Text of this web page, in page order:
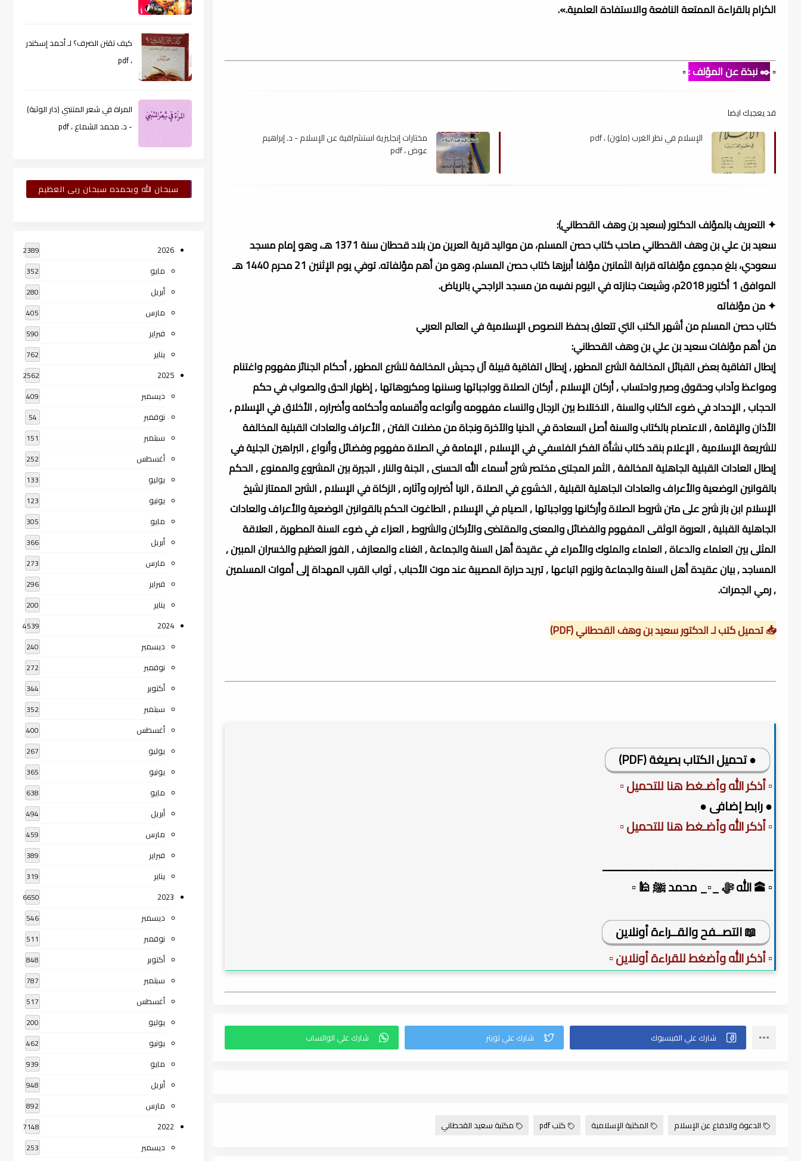
الكرام بالقراءة الممتعة النافعة والاستفادة العلمية.».
▫️✒️ نبذة عن المؤلف :▫️
قد يعجبك ايضا
الإسلام في نظر الغرب (ملون) ، pdf
مختارات إنجليزية استشراقية عن الإسلام - د. إبراهيم
عوض ، pdf
✦ التعريف بالمؤلف الدكتور (سعيد بن وهف القحطاني):
سعيد بن علي بن وهف القحطاني صاحب كتاب حصن المسلم، من مواليد قرية العرين من بلاد قحطان سنة 1371 هـ، وهو إمام مسجد
سعودي، بلغ مجموع مؤلفاته قرابة الثمانين مؤلفا أبرزها كتاب حصن المسلم، وهو من أهم مؤلفاته. توفي يوم الإثنين 21 محرم 1440 هـ
الموافق 1 أكتوبر 2018م، وشيعت جنازته في اليوم نفسِه من مسجد الراجحي بالرياض.
✦ من مؤلفاته
كتاب حصن المسلم من أشهر الكتب التي تتعلق بحفظ النصوص الإسلامية في العالم العربي
من أهم مؤلفات سعيد بن علي بن وهف القحطاني:
إبطال اتفاقية بعض القبائل المخالفة الشرع المطهر , إبطال اتفاقية قبيلة آل جحيش المخالفة للشرع المطهر , أحكام الجنائز مفهوم واغتنام
ومواعظ وآداب وحقوق وصبر واحتساب , أركان الإسلام , أركان الصلاة وواجباتها وسننها ومكروهاتها , إظهار الحق والصواب في حكم
الحجاب , الإحداد في ضوء الكتاب والسنة , الاختلاط بين الرجال والنساء مفهومه وأنواعه وأقسامه وأحكامه وأضراره , الأخلاق في الإسلام ,
الأذان والإقامة , الاعتصام بالكتاب والسنة أصل السعادة في الدنيا والآخرة ونجاة من مضلات الفتن , الأعراف والعادات القبلية المخالفة
للشريعة الإسلامية , الإعلام بنقد كتاب نشأة الفكر الفلسفي في الإسلام , الإمامة في الصلاة مفهوم وفضائل وأنواع , البراهين الجلية في
إبطال العادات القبلية الجاهلية المخالفة , الثمر المجتنى مختصر شرح أسماء الله الحسنى , الجنة والنار , الجيرة بين المشروع والممنوع , الحكم
بالقوانين الوضعية والأعراف والعادات الجاهلية القبلية , الخشوع في الصلاة , الربا أضراره وآثاره , الزكاة في الإسلام , الشرح الممتاز لشيخ
الإسلام ابن باز شرح على متن شروط الصلاة وأركانها وواجباتها , الصيام في الإسلام , الطاغوت الحكم بالقوانين الوضعية والأعراف والعادات
الجاهلية القبلية , العروة الوثقى المفهوم والفضائل والمعنى والمقتضى والأركان والشروط , العزاء في ضوء السنة المطهرة , العلاقة
المثلى بين العلماء والدعاة , العلماء والملوك والأمراء في عقيدة أهل السنة والجماعة , الغناء والمعازف , الفوز العظيم والخسران المبين ,
المساجد , بيان عقيدة أهل السنة والجماعة ولزوم اتباعها , تبريد حرارة المصيبة عند موت الأحباب , ثواب القرب المهداة إلى أموات المسلمين
, رمي الجمرات.
📥 تحميل كتب لـ الدكتور سعيد بن وهف القحطاني (PDF)
● تحميل الكتاب بصيغة (PDF)
▫️ أذكر الله وأضـغط هنا للتحميل ▫️
● رابط إضافى ●
▫️ أذكر الله وأضـغط هنا للتحميل ▫️
ـــــــــــــــــــــــــــــــــــــــــــــــــــــــــ
▫️ 🕋 الله ﷻ _▫️_ محمد ﷺ 🕌 ▫️
📖 التصــفح والقــراءة أونلاين
▫️ أذكر الله وأضغط للقراءة أونلاين ▫️
الدعوة والدفاع عن الإسلام المكتبة الإسلامية كتب pdf مكتبة سعيد القحطاني
كيف تقتن الصرف؟ لـ أحمد إسكندر
، pdf
المراة في شعر المتنبي (دار الوثبة)
- د. محمد الشماع ، pdf
سبحان الله وبحمده سبحان ربى العظيم
2026
2389
مايو 352
أبريل 280
مارس 405
فبراير 590
يناير 762
2025
2562
ديسمبر 409
نوفمبر 54
سبتمبر 151
أغسطس 252
يوليو 133
يونيو 123
مايو 305
أبريل 366
مارس 273
فبراير 296
يناير 200
2024
4539
ديسمبر 240
نوفمبر 272
أكتوبر 344
سبتمبر 352
أغسطس 400
يوليو 267
يونيو 365
مايو 638
أبريل 494
مارس 459
فبراير 389
يناير 319
2023
6650
ديسمبر 546
نوفمبر 511
أكتوبر 848
سبتمبر 787
أغسطس 517
يوليو 200
يونيو 462
مايو 939
أبريل 948
مارس 892
2022
7148
ديسمبر 253